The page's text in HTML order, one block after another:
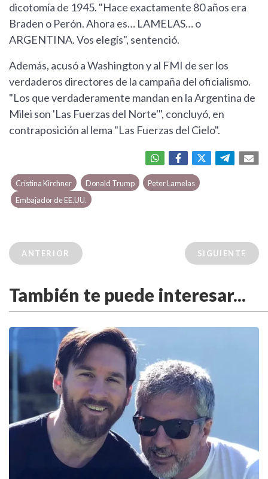
dicotomía de 1945. "Hace exactamente 80 años era
Braden o Perón. Ahora es… LAMELAS… o
ARGENTINA. Vos elegís", sentenció.
Además, acusó a Washington y al FMI de ser los
verdaderos directores de la campaña del oficialismo.
"Los que verdaderamente mandan en la Argentina de
Milei son 'Las Fuerzas del Norte'", concluyó, en
contraposición al lema "Las Fuerzas del Cielo".
Cristina Kirchner Donald Trump
Peter Lamelas
Embajador de EE.UU.
ANTERIOR SIGUIENTE
También te puede interesar...